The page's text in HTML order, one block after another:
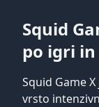
Squid
po igri
Squid Game
vrsto